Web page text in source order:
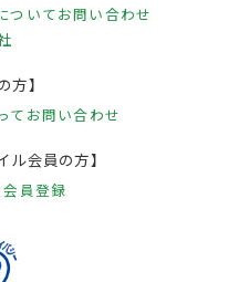
ついてお問い合わせ
方】
て お問い合わせ
ル会員の方】
会員登録